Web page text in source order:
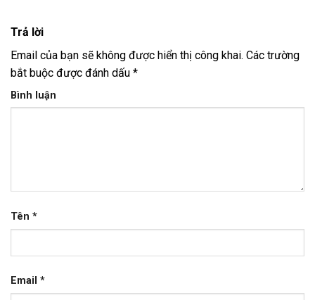
Trả lời
Email của bạn sẽ không được hiển thị công khai. Các trường
bắt buộc được đánh dấu *
Bình luận
Tên *
Email *